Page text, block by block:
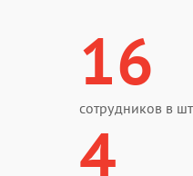
16
сотрудников в
4